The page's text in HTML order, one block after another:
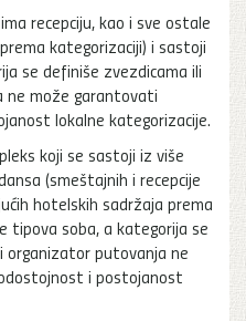
recepciju, kao i sve ostale
kategorizaciji) i sastoji
se definiše zvezdicama ili
ne može garantovati
lokalne kategorizacije.
koji se sastoji iz više
(smeštajnih i recepcije
hotelskih sadržaja prema
tipova soba, a kategorija se
organizator putovanja ne
i postojanost